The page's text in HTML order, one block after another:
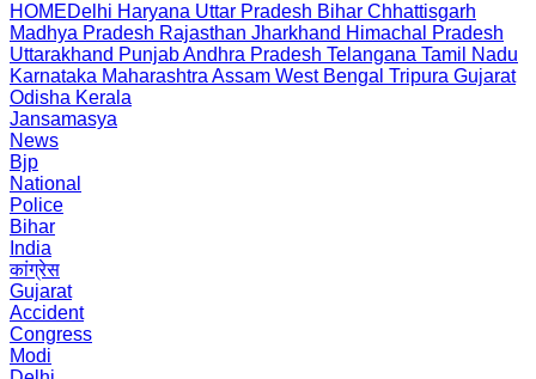
HOMEDelhi Haryana Uttar Pradesh Bihar Chhattisgarh
Madhya Pradesh Rajasthan Jharkhand Himachal Pradesh
Uttarakhand PunjabAndhra Pradesh Telangana Tamil Nadu
Karnataka Maharashtra Assam West Bengal Tripura Gujarat
Odisha Kerala
Jansamasya
News
Bjp
National
Police
Bihar
India
कांग्रेस
Gujarat
Accident
Congress
Modi